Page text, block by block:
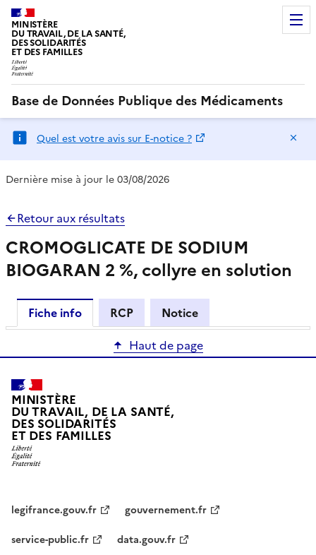
MINISTÈRE
DU TRAVAIL, DE LA SANTÉ,
DES SOLIDARITÉS
ET DES FAMILLES
Base de Données Publique des Médicaments
Quel est votre avis sur E-notice ?
Dernière mise à jour le 03/08/2026
Retour aux résultats
CROMOGLICATE DE SODIUM
BIOGARAN 2 %, collyre en solution
Fiche info RCP
Notice
Haut de page
MINISTÈRE
DU TRAVAIL, DE LA SANTÉ,
DES SOLIDARITÉS
ET DES FAMILLES
legifrance.gouv.fr
gouvernement.fr
service-public.fr
data.gouv.fr